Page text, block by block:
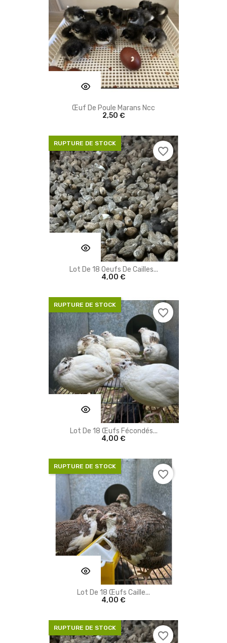
Œuf De Poule Marans Ncc
2,50 €
Lot De 18 Oeufs De Cailles...
4,00 €
RUPTURE DE STOCK
favorite_border
Lot De 18 Œufs Fécondés...
4,00 €
RUPTURE DE STOCK
favorite_border
Lot De 18 Œufs Caille...
4,00 €
RUPTURE DE STOCK
favorite_border
RUPTURE DE STOCK
favorite_border